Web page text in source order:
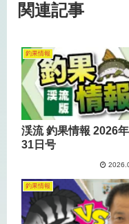
関連記事
釣果情報
渓流 釣果情報 2026年
31日号
釣果情報